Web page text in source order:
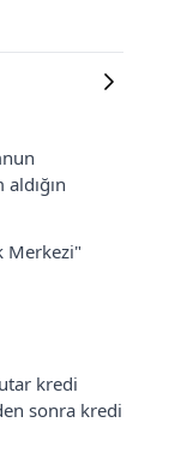
Merkezi"
kredi
sonra kredi